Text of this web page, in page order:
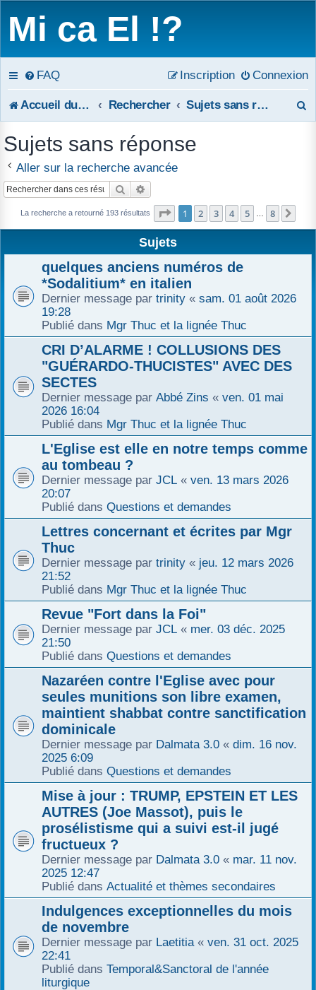
Mi ca El !?
FAQ Connexion
Inscription
Accueil du forum Rechercher Sujets sans réponse
r
c
Sujets sans réponse
Aller sur la recherche avancée
Rechercher
La recherche a retourné 193 résultats Page 1sur8
1 2 3 4 5 8
Sujets
quelques anciens numéros de
*Sodalitium* en italien
Dernier message par trinity « sam. 01 août 2026
19:28
Publié dans Mgr Thuc et la lignée Thuc
CRI D’ALARME ! COLLUSIONS DES
"GUÉRARDO-THUCISTES" AVEC DES
SECTES
Dernier message par Abbé Zins « ven. 01 mai
2026 16:04
Publié dans Mgr Thuc et la lignée Thuc
L'Eglise est elle en notre temps comme
au tombeau ?
Dernier message par JCL « ven. 13 mars 2026
20:07
Publié dans Questions et demandes
Lettres concernant et écrites par Mgr
Thuc
Dernier message par trinity « jeu. 12 mars 2026
21:52
Publié dans Mgr Thuc et la lignée Thuc
Revue "Fort dans la Foi"
Dernier message par JCL « mer. 03 déc. 2025
21:50
Publié dans Questions et demandes
Nazaréen contre l'Eglise avec pour
seules munitions son libre examen,
maintient shabbat contre sanctification
dominicale
Dernier message par Dalmata 3.0 « dim. 16 nov.
2025 6:09
Publié dans Questions et demandes
Mise à jour : TRUMP, EPSTEIN ET LES
AUTRES (Joe Massot), puis le
prosélistisme qui a suivi est-il jugé
fructueux ?
Dernier message par Dalmata 3.0 « mar. 11 nov.
2025 12:47
Publié dans Actualité et thèmes secondaires
Indulgences exceptionnelles du mois
de novembre
Dernier message par Laetitia « ven. 31 oct. 2025
22:41
Publié dans Temporal&Sanctoral de l'année
liturgique